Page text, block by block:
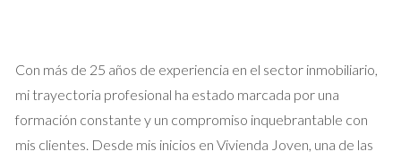
Utiliza colores cálidos para crear un ambiente acogedor.
Incorpora plantas para dar vida a los espacios.
Asegúrate de que la iluminación sea suave y agradable.
Con más de 25 años de experiencia en el sector inmobiliario,
mi trayectoria profesional ha estado marcada por una
formación constante y un compromiso inquebrantable con
mis clientes. Desde mis inicios en Vivienda Joven, una de las